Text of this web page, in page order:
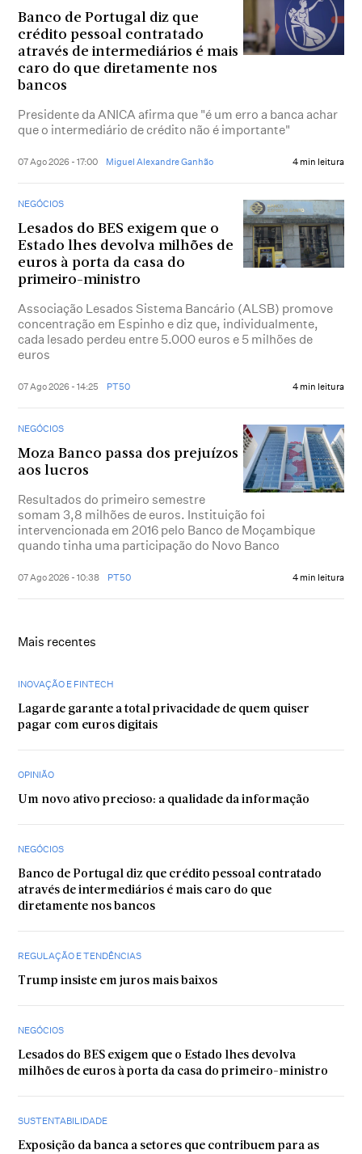
Banco de Portugal diz que
crédito pessoal contratado
através de intermediários é mais
caro do que diretamente nos
bancos
Presidente da ANICA afirma que "é um erro a banca achar
que o intermediário de crédito não é importante"
07 Ago 2026 - 17:00 Miguel Alexandre Ganhão 4 min leitura
NEGÓCIOS
Lesados do BES exigem que o
Estado lhes devolva milhões de
euros à porta da casa do
primeiro-ministro
Associação Lesados Sistema Bancário (ALSB) promove
concentração em Espinho e diz que, individualmente,
cada lesado perdeu entre 5.000 euros e 5 milhões de
euros
07 Ago 2026 - 14:25 PT50 4 min leitura
NEGÓCIOS
Moza Banco passa dos prejuízos
aos lucros
Resultados do primeiro semestre
somam 3,8 milhões de euros. Instituição foi
intervencionada em 2016 pelo Banco de Moçambique
quando tinha uma participação do Novo Banco
07 Ago 2026 - 10:38 PT50 4 min leitura
Mais recentes
INOVAÇÃO E FINTECH
Lagarde garante a total privacidade de quem quiser
pagar com euros digitais
OPINIÃO
Um novo ativo precioso: a qualidade da informação
NEGÓCIOS
Banco de Portugal diz que crédito pessoal contratado
através de intermediários é mais caro do que
diretamente nos bancos
REGULAÇÃO E TENDÊNCIAS
Trump insiste em juros mais baixos
NEGÓCIOS
Lesados do BES exigem que o Estado lhes devolva
milhões de euros à porta da casa do primeiro-ministro
SUSTENTABILIDADE
Exposição da banca a setores que contribuem para as